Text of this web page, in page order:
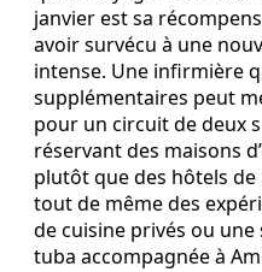
janvier est sa
avoir survécu à une
intense. Une infirmière
supplémentaires peut
pour un circuit de deux
réservant des maisons
plutôt que des hôtels
tout de même des
de cuisine privés ou une
tuba accompagnée à